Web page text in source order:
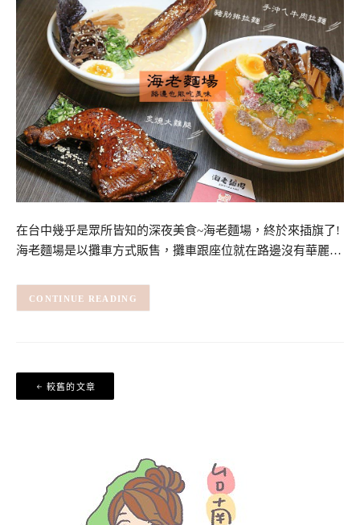
在台中幾乎是眾所皆知的深夜美食~海老麵場，終於來插旗了!
海老麵場是以攤車方式販售，攤車跟座位就在路邊沒有華麗…
CONTINUE READING
章
較舊的文章